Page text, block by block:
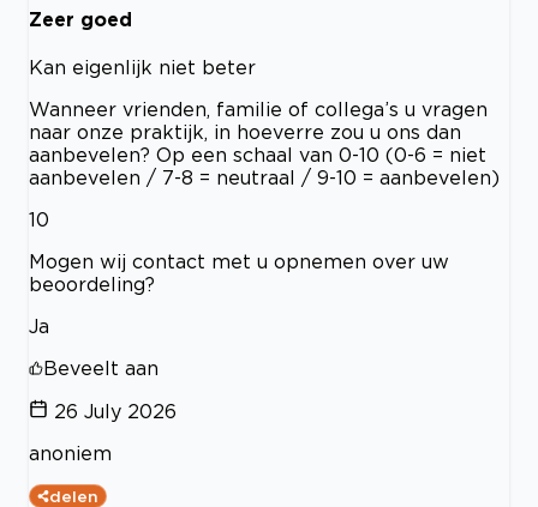
Zeer goed
Kan eigenlijk niet beter
Wanneer vrienden, familie of collega’s u vragen
naar onze praktijk, in hoeverre zou u ons dan
aanbevelen? Op een schaal van 0-10 (0-6 = niet
aanbevelen / 7-8 = neutraal / 9-10 = aanbevelen)
10
Mogen wij contact met u opnemen over uw
beoordeling?
Ja
Beveelt aan
26 July 2026
anoniem
delen